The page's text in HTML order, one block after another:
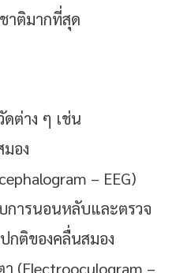
าติมากที่สุด
ต่าง ๆ เช่น
อง
– EEG)
การนอนหลับและตรวจ
กติของคลื่นสมอง
(Electrooculogram –